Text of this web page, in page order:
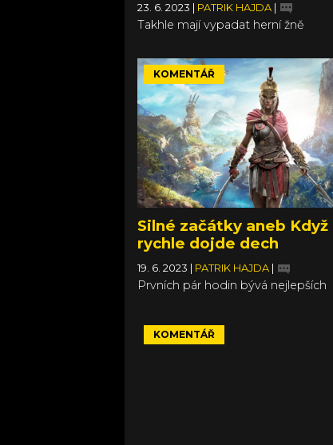
23. 6. 2023 | PATRIK HAJDA |
Takhle mají vypadat herní žně
KOMENTÁŘ
Silné začátky aneb Když
rychle dojde dech
19. 6. 2023 PATRIK HAJDA
Prvních pár hodin bývá nejlepších
KOMENTÁŘ